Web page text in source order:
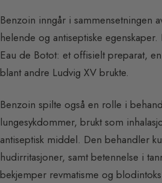
Benzoin inngår i sammensetningen
helende og antiseptiske
Eau de Botot: et offisielt preparat,
blant andre Ludvig XV brukte.
Benzoin spilte også en rolle i
lungesykdommer, brukt som
antiseptisk middel. Den behandler
hudirritasjoner, samt betennelse i
bekjemper revmatisme og